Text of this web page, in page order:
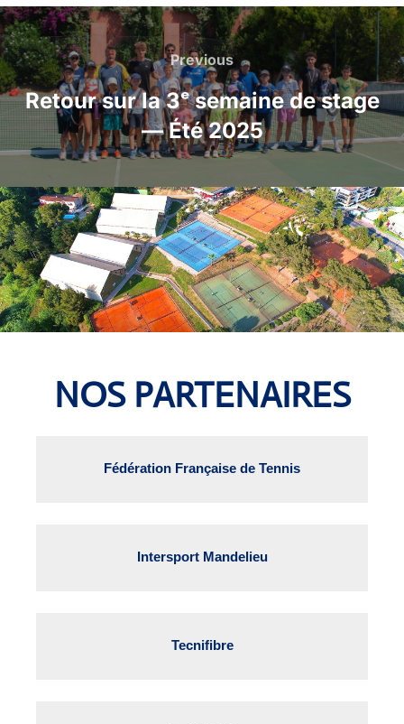
Previous
Retour sur la 3ᵉ semaine de stage
— Été 2025
NOS PARTENAIRES
Fédération Française de Tennis
Intersport Mandelieu
Tecnifibre